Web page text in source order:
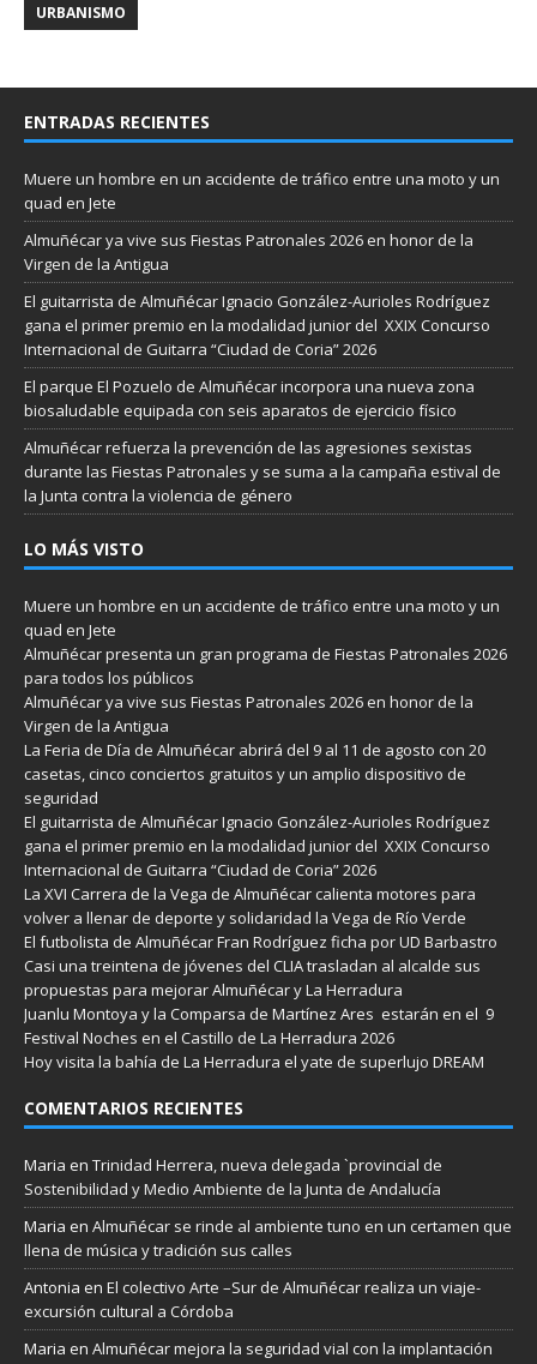
URBANISMO
ENTRADAS RECIENTES
Muere un hombre en un accidente de tráfico entre una moto y un
quad en Jete
Almuñécar ya vive sus Fiestas Patronales 2026 en honor de la
Virgen de la Antigua
El guitarrista de Almuñécar Ignacio González-Aurioles Rodríguez
gana el primer premio en la modalidad junior del XXIX Concurso
Internacional de Guitarra “Ciudad de Coria” 2026
El parque El Pozuelo de Almuñécar incorpora una nueva zona
biosaludable equipada con seis aparatos de ejercicio físico
Almuñécar refuerza la prevención de las agresiones sexistas
durante las Fiestas Patronales y se suma a la campaña estival de
la Junta contra la violencia de género
LO MÁS VISTO
Muere un hombre en un accidente de tráfico entre una moto y un
quad en Jete
Almuñécar presenta un gran programa de Fiestas Patronales 2026
para todos los públicos
Almuñécar ya vive sus Fiestas Patronales 2026 en honor de la
Virgen de la Antigua
La Feria de Día de Almuñécar abrirá del 9 al 11 de agosto con 20
casetas, cinco conciertos gratuitos y un amplio dispositivo de
seguridad
El guitarrista de Almuñécar Ignacio González-Aurioles Rodríguez
gana el primer premio en la modalidad junior del XXIX Concurso
Internacional de Guitarra “Ciudad de Coria” 2026
La XVI Carrera de la Vega de Almuñécar calienta motores para
volver a llenar de deporte y solidaridad la Vega de Río Verde
El futbolista de Almuñécar Fran Rodríguez ficha por UD Barbastro
Casi una treintena de jóvenes del CLIA trasladan al alcalde sus
propuestas para mejorar Almuñécar y La Herradura
Juanlu Montoya y la Comparsa de Martínez Ares estarán en el 9
Festival Noches en el Castillo de La Herradura 2026
Hoy visita la bahía de La Herradura el yate de superlujo DREAM
COMENTARIOS RECIENTES
Maria en Trinidad Herrera, nueva delegada `provincial de
Sostenibilidad y Medio Ambiente de la Junta de Andalucía
Maria en Almuñécar se rinde al ambiente tuno en un certamen que
llena de música y tradición sus calles
Antonia en El colectivo Arte –Sur de Almuñécar realiza un viaje-
excursión cultural a Córdoba
Maria en Almuñécar mejora la seguridad vial con la implantación